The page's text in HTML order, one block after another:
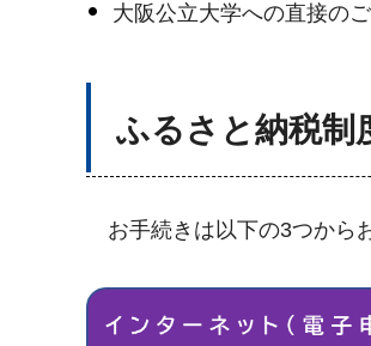
大阪公立大学への直接の
ふるさと納税
お手続きは以下の3つから